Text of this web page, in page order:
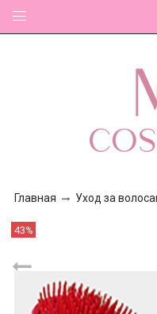
Главная Уход за
43%